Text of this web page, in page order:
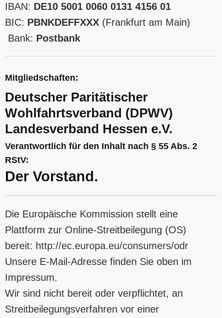
IBAN: DE10 5001 0060 0131 4156 01
BIC: PBNKDEFFXXX (Frankfurt am Main)
Bank: Postbank
Mitgliedschaften:
Deutscher Paritätischer
Wohlfahrtsverband (DPWV)
Landesverband Hessen e.V.
Verantwortlich für den Inhalt nach § 55 Abs. 2
RStV:
Der Vorstand.
Die Europäische Kommission stellt eine
Plattform zur Online-Streitbeilegung (OS)
bereit: http://ec.europa.eu/consumers/odr
Unsere E-Mail-Adresse finden Sie oben im
Impressum.
Wir sind nicht bereit oder verpflichtet, an
Streitbeilegungsverfahren vor einer